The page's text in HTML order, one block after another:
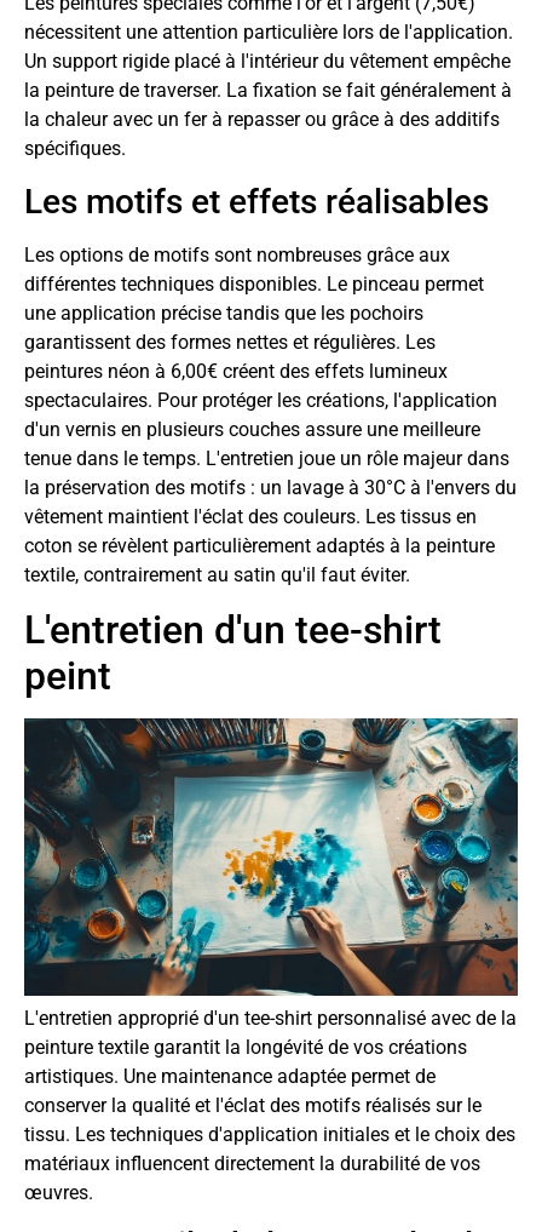
nécessitent une attention particulière lors de l'application.
Un support rigide placé à l'intérieur du vêtement empêche
la peinture de traverser. La fixation se fait généralement à
la chaleur avec un fer à repasser ou grâce à des additifs
spécifiques.
Les motifs et effets réalisables
Les options de motifs sont nombreuses grâce aux
différentes techniques disponibles. Le pinceau permet
une application précise tandis que les pochoirs
garantissent des formes nettes et régulières. Les
peintures néon à 6,00€ créent des effets lumineux
spectaculaires. Pour protéger les créations, l'application
d'un vernis en plusieurs couches assure une meilleure
tenue dans le temps. L'entretien joue un rôle majeur dans
la préservation des motifs : un lavage à 30°C à l'envers du
vêtement maintient l'éclat des couleurs. Les tissus en
coton se révèlent particulièrement adaptés à la peinture
textile, contrairement au satin qu'il faut éviter.
L'entretien d'un tee-shirt
peint
L'entretien approprié d'un tee-shirt personnalisé avec de la
peinture textile garantit la longévité de vos créations
artistiques. Une maintenance adaptée permet de
conserver la qualité et l'éclat des motifs réalisés sur le
tissu. Les techniques d'application initiales et le choix des
matériaux influencent directement la durabilité de vos
œuvres.